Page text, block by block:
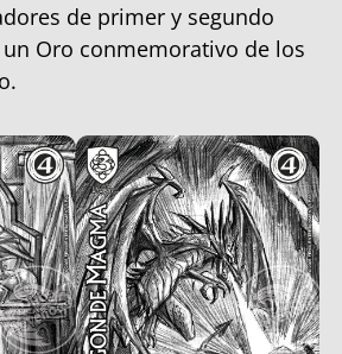
de primer y segundo
Oro conmemorativo de los